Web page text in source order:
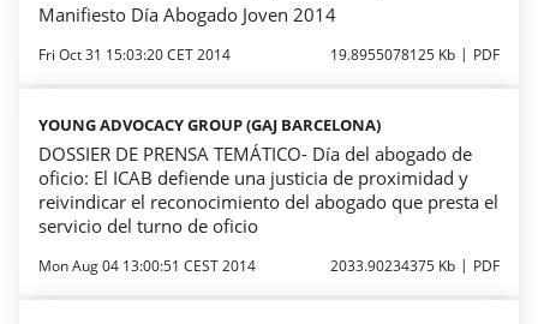
Manifiesto Día Abogado Joven 2014
Fri Oct 31 15:03:20 CET 2014 19.8955078125 Kb PDF
YOUNG ADVOCACY GROUP (GAJ BARCELONA)
DOSSIER DE PRENSA TEMÁTICO- Día del abogado de
oficio: El ICAB defiende una justicia de proximidad y
reivindicar el reconocimiento del abogado que presta el
servicio del turno de oficio
Mon Aug 04 13:00:51 CEST 2014 2033.90234375 Kb PDF